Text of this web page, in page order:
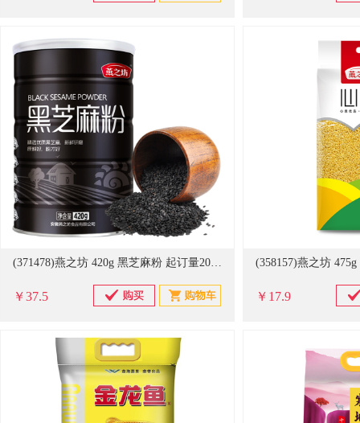
(371478)燕之坊 420g 黑芝麻粉 起订量200罐(单位：罐)
￥37.5 ￥17.9